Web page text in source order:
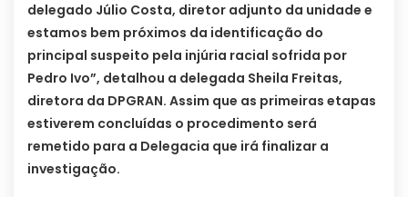
delegado Júlio Costa, diretor adjunto da unidade e
estamos bem próximos da identificação do
principal suspeito pela injúria racial sofrida por
Pedro Ivo”, detalhou a delegada Sheila Freitas,
diretora da DPGRAN. Assim que as primeiras etapas
estiverem concluídas o procedimento será
remetido para a Delegacia que irá finalizar a
investigação.